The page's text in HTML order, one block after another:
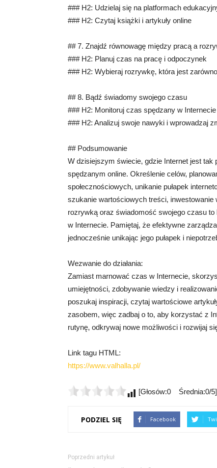
### H2: Udzielaj się na platformach
### H2: Czytaj książki i artykuły online
## 7. Znajdź równowagę między pracą a
### H2: Planuj czas na pracę i odpoczynek
### H2: Wybieraj rozrywkę, która jest
## 8. Bądź świadomy swojego czasu
### H2: Monitoruj czas spędzany w Internecie
### H2: Analizuj swoje nawyki i wprowadzaj
## Podsumowanie
W dzisiejszym świecie, gdzie Internet jest
spędzanym online. Określenie celów,
społecznościowych, unikanie pułapek
szukanie wartościowych treści,
rozrywką oraz świadomość swojego czasu
w Internecie. Pamiętaj, że efektywne
jednocześnie unikając jego pułapek i
Wezwanie do działania:
Zamiast marnować czas w Internecie,
umiejętności, zdobywanie wiedzy i
poszukaj inspiracji, czytaj wartościowe
zasobem, więc zadbaj o to, aby korzystać z
rutynę, odkrywaj nowe możliwości i rozwijaj
Link tagu HTML:
https://www.valhalla.pl/
[Głosów:0 Średnia:0/5]
PODZIEL SIĘ Facebook
Poprzedni artykuł